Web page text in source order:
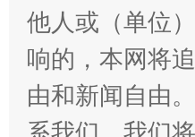
他人或（单位
响的，本网将
由和新闻自由